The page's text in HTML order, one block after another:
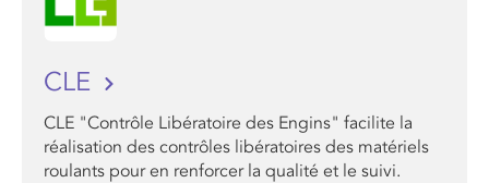
CLE
CLE "Contrôle Libératoire des Engins" facilite la
réalisation des contrôles libératoires des matériels
roulants pour en renforcer la qualité et le suivi.